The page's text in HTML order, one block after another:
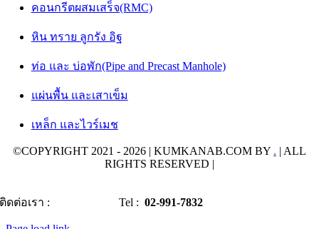
คอนกรีตผสมเสร็จ(RMC)
หิน ทราย ลูกรัง อิฐ
ท่อ และ บ่อพัก(Pipe and Precast Manhole)
แผ่นพื้น และเสาเข็ม
เหล็ก และไวร์เมช
©COPYRIGHT 2021 - 2026 | KUMKANAB.COM BY . | ALL
RIGHTS RESERVED |
ติดต่อเรา : Tel :02-991-7832